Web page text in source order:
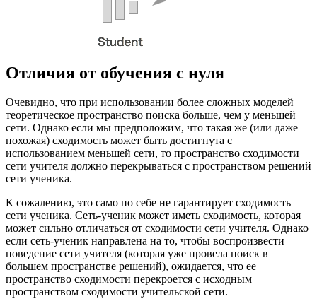
Отличия от обучения с нуля
Очевидно, что при использовании более сложных моделей
теоретическое пространство поиска больше, чем у меньшей
сети. Однако если мы предположим, что такая же (или даже
похожая) сходимость может быть достигнута с
использованием меньшей сети, то пространство сходимости
сети учителя должно перекрываться с пространством решений
сети ученика.
К сожалению, это само по себе не гарантирует сходимость
сети ученика. Сеть-ученик может иметь сходимость, которая
может сильно отличаться от сходимости сети учителя. Однако
если сеть-ученик направлена ​​​​на то, чтобы воспроизвести
поведение сети учителя (которая уже провела поиск в
большем пространстве решений), ожидается, что ее
пространство сходимости перекроется с исходным
пространством сходимости учительской сети.